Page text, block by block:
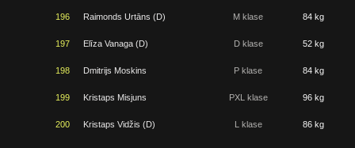
196 Raimonds Urtāns (D) M klase 84 kg
197 Elīza Vanaga (D) D klase 52 kg
198 Dmitrijs Moskins P klase 84 kg
199 Kristaps Misjuns PXL klase 96 kg
200 Kristaps Vidžis (D) L klase 86 kg